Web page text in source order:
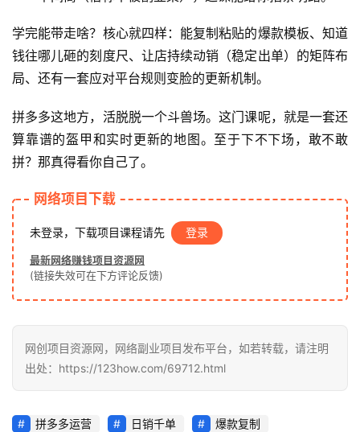
学完能带走啥？核心就四样：能复制粘贴的爆款模板、知道
钱往哪儿砸的刻度尺、让店持续动销（稳定出单）的矩阵布
局、还有一套应对平台规则变脸的更新机制。
拼多多这地方，活脱脱一个斗兽场。这门课呢，就是一套还
算靠谱的盔甲和实时更新的地图。至于下不下场，敢不敢
拼？那真得看你自己了。
网络项目下载
未登录，下载项目课程请先 登录
最新网络赚钱项目资源网
(链接失效可在下方评论反馈)
网创项目资源网，网络副业项目发布平台，如若转载，请注明
出处：https://123how.com/69712.html
拼多多运营 日销千单 爆款复制